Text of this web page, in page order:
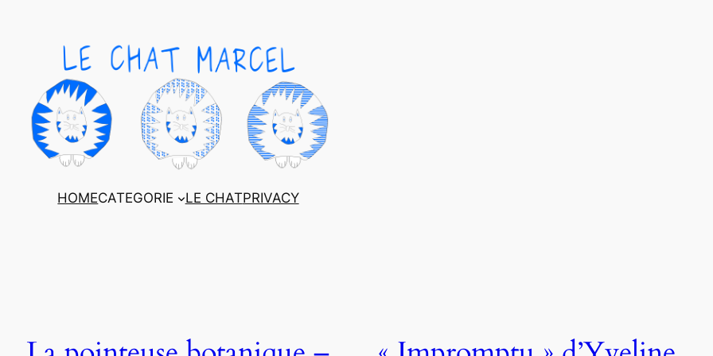
HOMECATEGORIE LE CHATPRIVACY